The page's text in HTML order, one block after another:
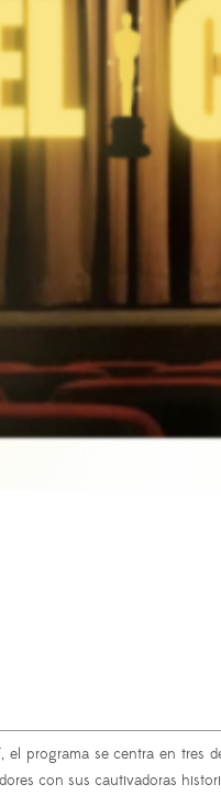
el programa se centra en
con sus cautivadoras